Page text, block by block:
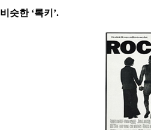
슷한 ‘록키’.